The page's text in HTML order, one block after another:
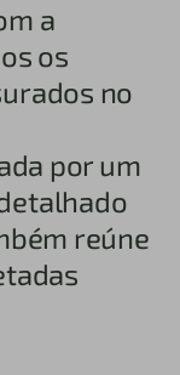
a
os
no
por um
reúne